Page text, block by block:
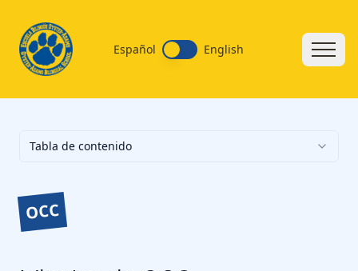
Español English
Tabla de contenido
OCC